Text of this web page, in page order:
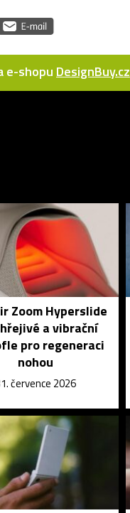
e-shopu DesignBuy.cz
Zoom Hyperslide
a vibrační
pro regeneraci
nohou
července 2026